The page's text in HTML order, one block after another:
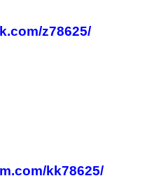
z78625/
kk78625/